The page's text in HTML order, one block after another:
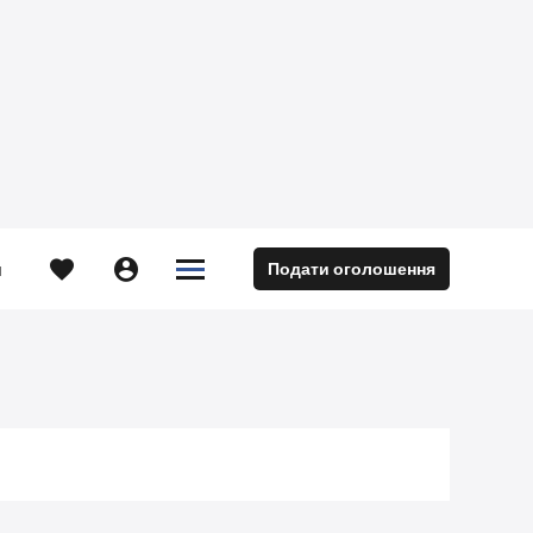
  

 Подати оголошення